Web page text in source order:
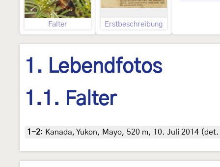
Falter Erstbeschreibung
1. Lebendfotos
1.1. Falter
1-2: Kanada, Yukon, Mayo, 520 m, 10. Juli 2014